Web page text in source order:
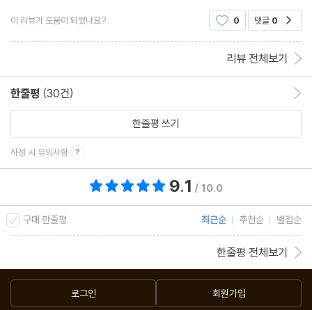
이 리뷰가 도움이 되었나요? 0 댓글 0
리뷰 전체보기
한줄평 (30건)
한줄평 쓰기
작성 시 유의사항
9.1 / 10.0
구매 한줄평 최근순 추천순 별점순
한줄평 전체보기
로그인 회원가입